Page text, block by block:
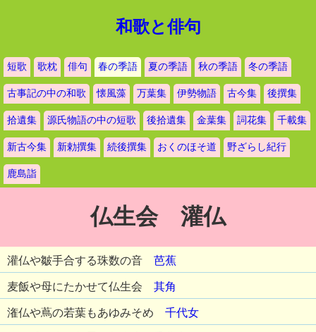
和歌と俳句
短歌 歌枕 俳句 春の季語 夏の季語 秋の季語 冬の季語
古事記の中の和歌 懐風藻 万葉集 伊勢物語 古今集 後撰集
拾遺集 源氏物語の中の短歌 後拾遺集 金葉集 詞花集 千載集
新古今集 新勅撰集 続後撰集 おくのほそ道 野ざらし紀行
鹿島詣
仏生会 灌仏
灌仏や皺手合する珠数の音 芭蕉
麦飯や母にたかせて仏生会 其角
潅仏や蔦の若葉もあゆみそめ 千代女